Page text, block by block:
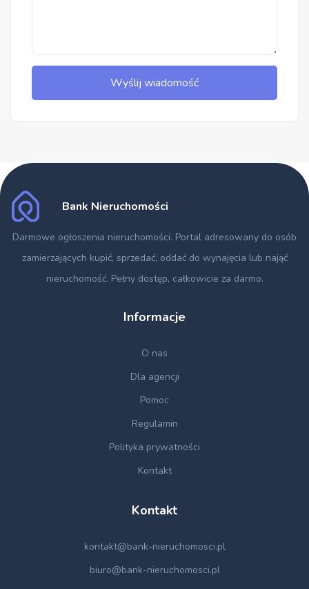
Wyślij wiadomość
Bank Nieruchomości
Darmowe ogłoszenia nieruchomości. Portal adresowany do osób
zamierzających kupić, sprzedać, oddać do wynajęcia lub nająć
nieruchomość. Pełny dostęp, całkowicie za darmo.
Informacje
O nas
Dla agencji
Pomoc
Regulamin
Polityka prywatności
Kontakt
Kontakt
kontakt@bank-nieruchomosci.pl
biuro@bank-nieruchomosci.pl